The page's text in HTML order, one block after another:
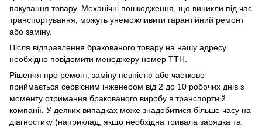
пакування товару. Механічні пошкодження, що виникли під час
транспортування, можуть унеможливити гарантійний ремонт
або заміну.
Після відправлення бракованого товару на нашу адресу
необхідно повідомити менеджеру номер ТТН.
Рішення про ремонт, заміну повністю або частково
приймається сервісним інженером від 2 до 10 робочих днів з
моменту отримання бракованого виробу в транспортній
компанії. У деяких випадках може знадобитися більше часу на
діагностику (наприклад, якщо необхідна тривала зарядка та